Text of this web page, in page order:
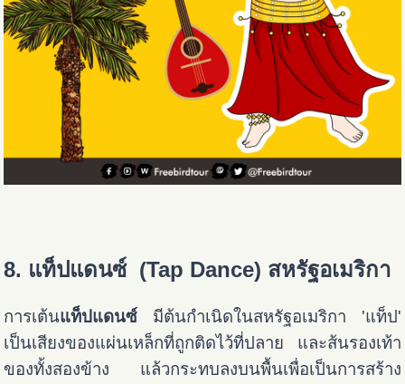
8. แท็ปแดนซ์ (Tap Dance) สหรัฐอเมริกา
การเต้นแท็ปแดนซ์ มีต้นกำเนิดในสหรัฐอเมริกา 'แท็ป'
เป็นเสียงของแผ่นเหล็กที่ถูกติดไว้ที่ปลาย และส้นรองเท้า
ของทั้งสองข้าง แล้วกระทบลงบนพื้นเพื่อเป็นการสร้าง